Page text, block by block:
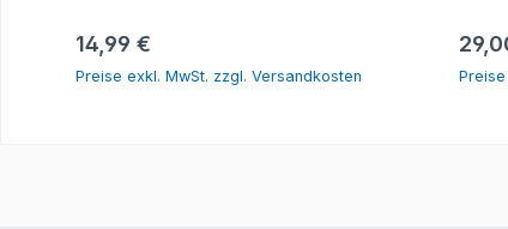
Regulärer Preis:
14,99 €
Preise exkl. MwSt. zzgl. Versandkosten